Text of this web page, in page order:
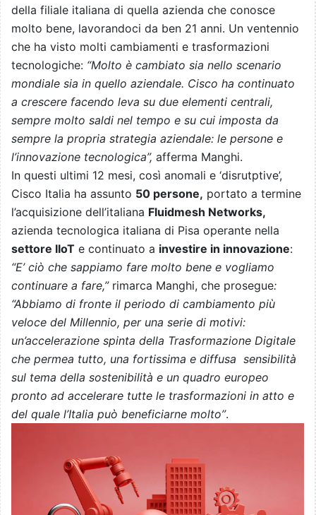
della filiale italiana di quella azienda che conosce
molto bene, lavorandoci da ben 21 anni. Un ventennio
che ha visto molti cambiamenti e trasformazioni
tecnologiche: “Molto è cambiato sia nello scenario
mondiale sia in quello aziendale. Cisco ha continuato
a crescere facendo leva su due elementi centrali,
sempre molto saldi nel tempo e su cui imposta da
sempre la propria strategia aziendale: le persone e
l’innovazione tecnologica”, afferma Manghi.
In questi ultimi 12 mesi, così anomali e ‘disrutptive’,
Cisco Italia ha assunto 50 persone, portato a termine
l’acquisizione dell’italiana Fluidmesh Networks,
azienda tecnologica italiana di Pisa operante nella
settore IIoT e continuato a investire in innovazione:
“E’ ciò che sappiamo fare molto bene e vogliamo
continuare a fare,” rimarca Manghi, che prosegue:
“Abbiamo di fronte il periodo di cambiamento più
veloce del Millennio, per una serie di motivi:
un’accelerazione spinta della Trasformazione Digitale
che permea tutto, una fortissima e diffusa sensibilità
sul tema della sostenibilità e un quadro europeo
pronto ad accelerare tutte le trasformazioni in atto e
del quale l’Italia può beneficiarne molto”.